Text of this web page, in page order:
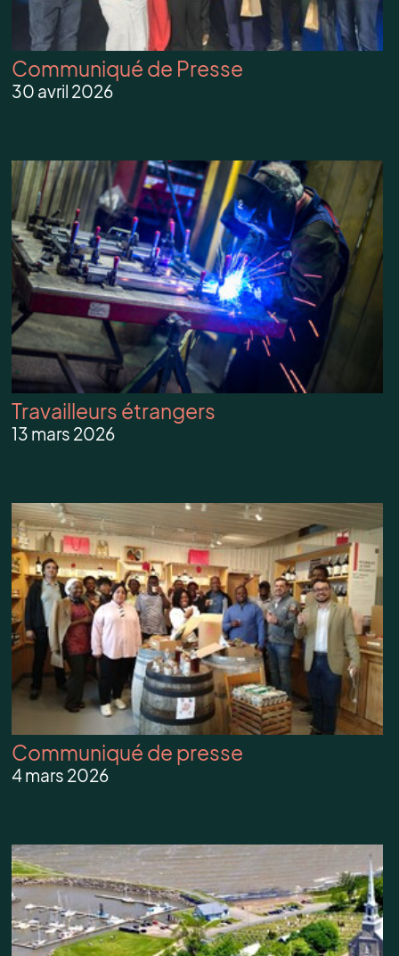
Communiqué de Presse
30 avril 2026
Travailleurs étrangers
13 mars 2026
Communiqué de presse
4 mars 2026